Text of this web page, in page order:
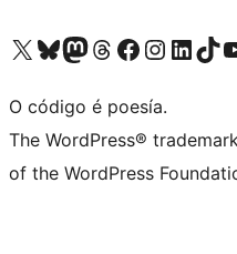
Visita la cuenta de X (anteriormente Twitter)
Visita a nosa conta de Bluesky
Visita a nosa conta de Mastodon
Visita a nosa conta de Threads
Visita a nosa páxina de Facebook
Visita a nosa conta de
Visita a nosa conta
Visita a nosa
O código é poesía.
The WordPress®
of the WordPress